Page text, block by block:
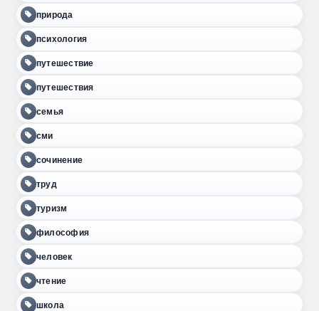
природа
психология
путешествие
путешествия
семья
сми
сочинение
труд
туризм
философия
человек
чтение
школа